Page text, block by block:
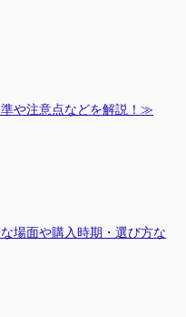
準や注意点などを解説！≫
場面や購入時期・選び方な